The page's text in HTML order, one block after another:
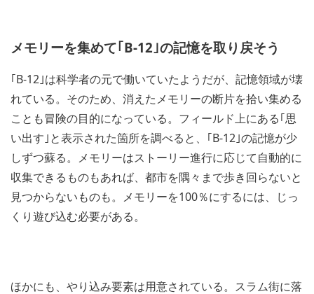
メモリーを集めて｢B-12｣の記憶を取り戻そう
｢B-12｣は科学者の元で働いていたようだが、記憶領域が壊
れている。そのため、消えたメモリーの断片を拾い集める
ことも冒険の目的になっている。フィールド上にある｢思
い出す｣と表示された箇所を調べると、｢B-12｣の記憶が少
しずつ蘇る。メモリーはストーリー進行に応じて自動的に
収集できるものもあれば、都市を隅々まで歩き回らないと
見つからないものも。メモリーを100％にするには、じっ
くり遊び込む必要がある。
ほかにも、やり込み要素は用意されている。スラム街に落